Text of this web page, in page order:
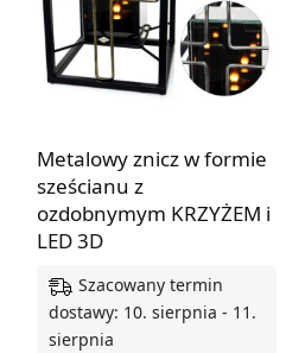
Metalowy znicz w formie
sześcianu z
ozdobnymym KRZYŻEM i
LED 3D
Szacowany termin
dostawy: 10. sierpnia - 11.
sierpnia